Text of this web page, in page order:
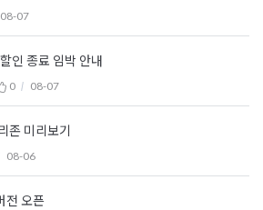
08-07
인 종료 임박 안내
0 08-07
존 미리보기
08-06
전 오픈